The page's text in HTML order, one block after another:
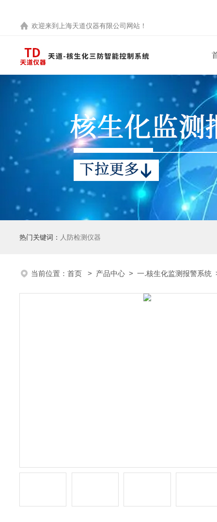
欢迎来到 上海天道仪器有限公司 网站！
热门关键词： 人防检测仪器
当前位置： 首页 > 产品中心 > 一.核生化监测报警系统